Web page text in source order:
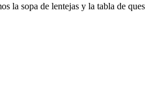
la sopa de lentejas y la tabla de